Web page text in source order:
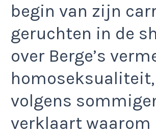
begin van zijn
geruchten in de
over Berge’s
volgens
verklaart waarom